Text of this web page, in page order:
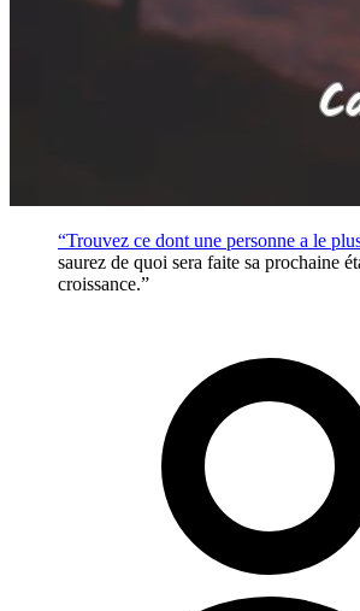
“Trouvez ce dont une personne a le
saurez de quoi sera faite sa prochaine
croissance.”